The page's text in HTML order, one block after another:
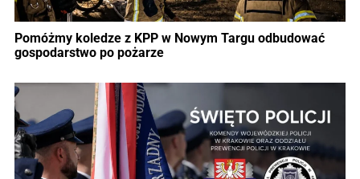
Pomóżmy koledze z KPP w Nowym Targu odbudować
gospodarstwo po pożarze